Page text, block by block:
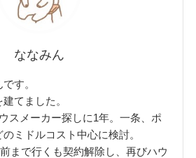
ななみん
す。
てました。
スメーカー探しに1年。一条、ポ
ミドルコスト中心に検討。
まで行くも契約解除し、再びハウ